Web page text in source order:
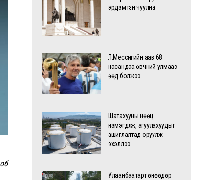
эрдэмтэн чуулна
Л.Мессигийн аав 68
насандаа өвчний улмаас
өөд болжээ
Шатахууны нөөц
нэмэгдүүлж, агуулахуудыг
ашиглалтад оруулж
эхэллээ
Улаанбаатарт өнөөдөр